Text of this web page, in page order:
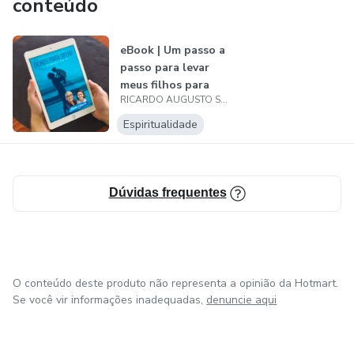
conteúdo
eBook | Um passo a
passo para levar
meus filhos para
Deus!
RICARDO AUGUSTO SA OLIVEIRA 21367612349
Espiritualidade
Dúvidas frequentes
O conteúdo deste produto não representa a opinião da Hotmart.
Se você vir informações inadequadas, denuncie aqui